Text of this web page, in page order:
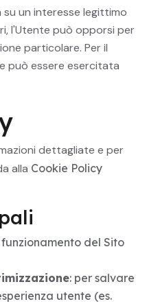
un interesse legittimo
l'Utente può opporsi per
particolare. Per il
può essere esercitata
dettagliate e per
alla Cookie Policy
funzionamento del Sito
: per salvare
utente (es.